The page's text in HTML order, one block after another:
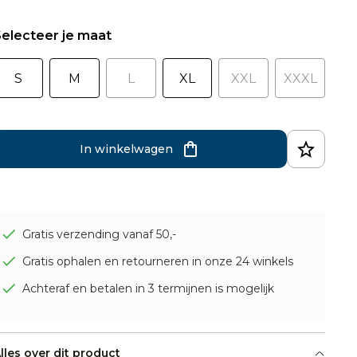
je maat
S M L XL XXL XXXL
In winkelwagen
Gratis verzending vanaf 50,-
Gratis ophalen en retourneren in onze 24 winkels
Achteraf en betalen in 3 termijnen is mogelijk
over dit product